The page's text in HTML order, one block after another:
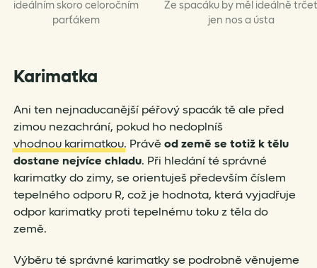
ideálním skoro celoročním
parťákem
Ze spacáku by měl ideálně
jen nos a ústa
Karimatka
Ani ten nejnaducanější péřový spacák tě ale před
zimou nezachrání, pokud ho nedoplníš
vhodnou karimatkou. Právěod země se totiž k tělu
dostane nejvíce chladu. Při hledání té správné
karimatky do zimy, se orientuješ především číslem
tepelného odporu R, což je hodnota, která vyjadřuje
odpor karimatky proti tepelnému toku z těla do
země.
Výběru té správné karimatky se podrobně věnujeme